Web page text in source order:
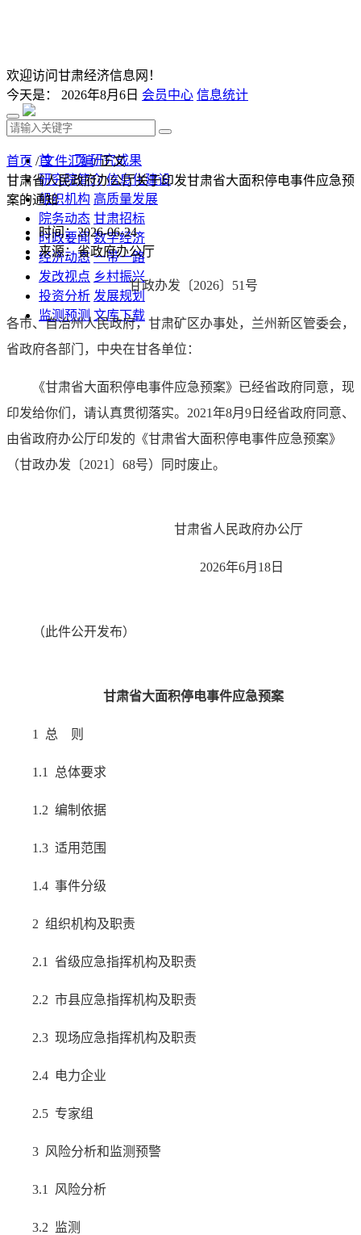
欢迎访问甘肃经济信息网！
今天是： 2026年8月6日 会员中心 信息统计
首 页 研究成果
研究院简介 信息化建设
组织机构 高质量发展
院务动态 甘肃招标
时政要闻 数字经济
经济动态 一带一路
发改视点 乡村振兴
投资分析 发展规划
监测预测 文库下载
首页 /文件汇编/ 正文
甘肃省人民政府办公厅关于印发甘肃省大面积停电事件应急预
案的通知
时间：2026-06-24
来源：省政府办公厅
甘政办发〔2026〕51号
各市、自治州人民政府，甘肃矿区办事处，兰州新区管委会，
省政府各部门，中央在甘各单位：
《甘肃省大面积停电事件应急预案》已经省政府同意，现
印发给你们，请认真贯彻落实。2021年8月9日经省政府同意、
由省政府办公厅印发的《甘肃省大面积停电事件应急预案》
（甘政办发〔2021〕68号）同时废止。
甘肃省人民政府办公厅
2026年6月18日
（此件公开发布）
甘肃省大面积停电事件应急预案
1 总 则
1.1 总体要求
1.2 编制依据
1.3 适用范围
1.4 事件分级
2 组织机构及职责
2.1 省级应急指挥机构及职责
2.2 市县应急指挥机构及职责
2.3 现场应急指挥机构及职责
2.4 电力企业
2.5 专家组
3 风险分析和监测预警
3.1 风险分析
3.2 监测